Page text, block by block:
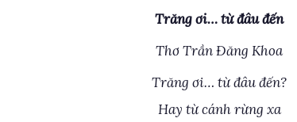
Trăng ơi… từ đâu đến
Thơ Trần Đăng Khoa
Trăng ơi… từ đâu đến?
Hay từ cánh rừng xa